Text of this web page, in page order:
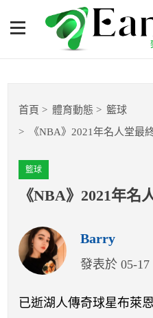
《NBA》
名單出爐
籃球
球隊數據
運彩報報
明星分析師
開賽列表
首頁 體育動態 籃球
《NBA》2021年名人堂最
籃球
《NBA》2021年名
Barry
發表於 05-17
已逝湖人傳奇球星布萊